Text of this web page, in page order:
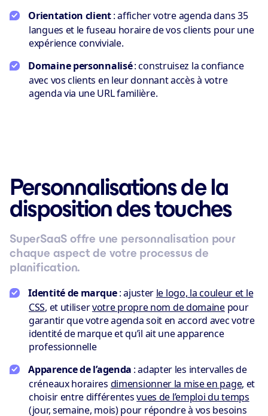
Orientation client: afficher votre agenda dans 35
langues et le fuseau horaire de vos clients pour une
expérience conviviale.
Domaine personnalisé: construisez la confiance
avec vos clients en leur donnant accès à votre
agenda via une URL familière.
Personnalisations de la
disposition des touches
SuperSaaS offre une personnalisation pour
chaque aspect de votre processus de
planification.
Identité de marque: ajuster le logo, la couleur et le
CSS, et utiliservotre propre nom de domainepour
garantir que votre agenda soit en accord avec votre
identité de marque et qu’il ait une apparence
professionnelle
Apparence de l’agenda : adapter les intervalles de
créneaux horaires dimensionner la mise en page, et
choisir entre différentesvues de l’emploi du temps
(jour, semaine, mois) pour répondre à vos besoins